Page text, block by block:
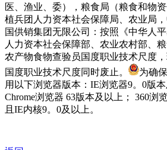
医、渔业、委），粮食局（粮食和物
植兵团人力资本社会保障局、农业局
国供销集团无限公司：按照《中华人
人力资本社会保障部、农业农村部、
农产物食物查验员国度职业技术尺度
国度职业技术尺度同时废止。
为确
用以下浏览器版本：IE浏览器9。0版
Chrome浏览器 63版本及以上； 360浏
且IE内核9。0及以上。